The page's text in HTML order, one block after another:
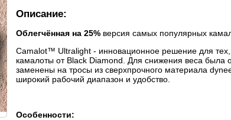
Описание:
Облегчённая на 25% версия самых популярных
Camalot™ Ultralight - инновационное решение для
камалоты от Black Diamond. Для снижения веса
заменены на тросы из сверхпрочного материала
широкий рабочий диапазон и удобство.
Особенности: